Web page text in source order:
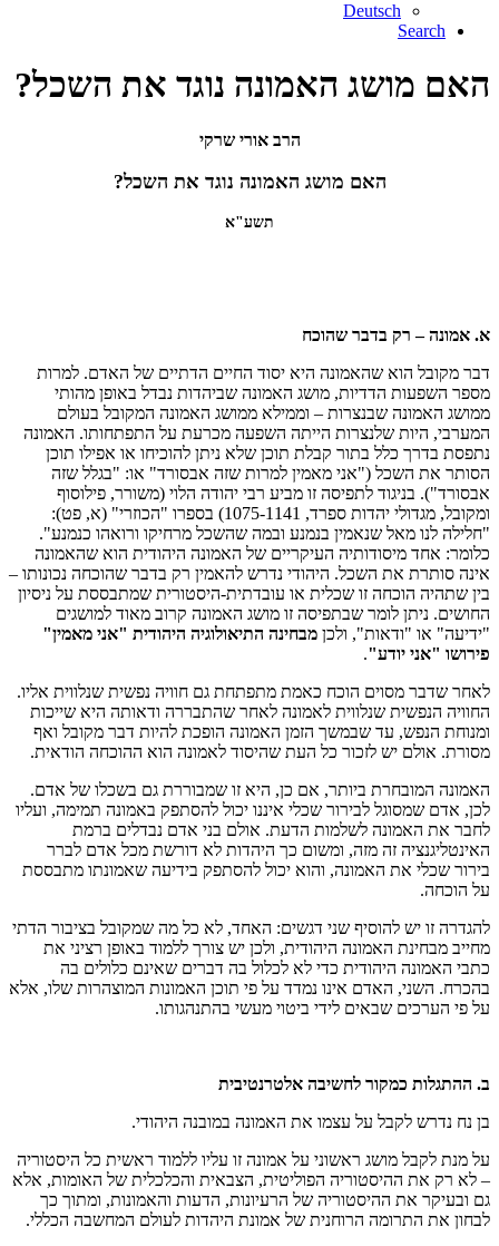
Deutsch
Search
האם מושג האמונה נוגד את השכל?
הרב אורי שרקי
האם מושג האמונה נוגד את השכל?
תשע"א
א. אמונה – רק בדבר שהוכח
דבר מקובל הוא שהאמונה היא יסוד החיים הדתיים של האדם. למרות
מספר השפעות הדדיות, מושג האמונה שביהדות נבדל באופן מהותי
ממושג האמונה שבנצרות – וממילא ממושג האמונה המקובל בעולם
המערבי, היות שלנצרות הייתה השפעה מכרעת על התפתחותו. האמונה
נתפסת בדרך כלל בתור קבלת תוכן שלא ניתן להוכיחו או אפילו תוכן
הסותר את השכל ("אני מאמין למרות שזה אבסורד" או: "בגלל שזה
אבסורד"). בניגוד לתפיסה זו מביע רבי יהודה הלוי (משורר, פילוסוף
ומקובל, מגדולי יהדות ספרד, 1075-1141) בספרו "הכוזרי" (א, פט):
"חלילה לנו מאל שנאמין בנמנע ובמה שהשכל מרחיקו ורואהו כנמנע".
כלומר: אחד מיסודותיה העיקריים של האמונה היהודית הוא שהאמונה
אינה סותרת את השכל. היהודי נדרש להאמין רק בדבר שהוכחה נכונותו –
בין שתהיה הוכחה זו שכלית או עובדתית-היסטורית שמתבססת על ניסיון
החושים. ניתן לומר שבתפיסה זו מושג האמונה קרוב מאוד למושגים
"ידיעה" או "ודאות", ולכן מבחינה התיאולוגיה היהודית "אני מאמין"
פירושו "אני יודע".
לאחר שדבר מסוים הוכח כאמת מתפתחת גם חוויה נפשית שנלווית אליו.
החוויה הנפשית שנלווית לאמונה לאחר שהתבררה ודאותה היא שייכות
ומנוחת הנפש, עד שבמשך הזמן האמונה הופכת להיות דבר מקובל ואף
מסורת. אולם יש לזכור כל העת שהיסוד לאמונה הוא ההוכחה הודאית.
האמונה המובחרת ביותר, אם כן, היא זו שמבוררת גם בשכלו של אדם.
לכן, אדם שמסוגל לבירור שכלי איננו יכול להסתפק באמונה תמימה, ועליו
לחבר את האמונה לשלמות הדעת. אולם בני אדם נבדלים ברמת
האינטליגנציה זה מזה, ומשום כך היהדות לא דורשת מכל אדם לברר
בירור שכלי את האמונה, והוא יכול להסתפק בידיעה שאמונתו מתבססת
על הוכחה.
להגדרה זו יש להוסיף שני דגשים: האחד, לא כל מה שמקובל בציבור הדתי
מחייב מבחינת האמונה היהודית, ולכן יש צורך ללמוד באופן רציני את
כתבי האמונה היהודית כדי לא לכלול בה דברים שאינם כלולים בה
בהכרח. השני, האדם אינו נמדד על פי תוכן האמונות המוצהרות שלו, אלא
על פי הערכים שבאים לידי ביטוי מעשי בהתנהגותו.
ב. ההתגלות כמקור לחשיבה אלטרנטיבית
בן נח נדרש לקבל על עצמו את האמונה במובנה היהודי.
על מנת לקבל מושג ראשוני על אמונה זו עליו ללמוד ראשית כל היסטוריה
– לא רק את ההיסטוריה הפוליטית, הצבאית והכלכלית של האומות, אלא
גם ובעיקר את ההיסטוריה של הרעיונות, הדעות והאמונות, ומתוך כך
לבחון את התרומה הרוחנית של אמונת היהדות לעולם המחשבה הכללי.